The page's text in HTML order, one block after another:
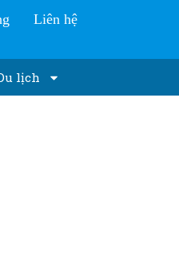
Liên hệ
lịch